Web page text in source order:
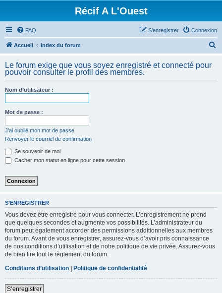
Récif A L'Ouest
FAQ Connexion
S’enregistrer
Accueil Index du forum
h
Le forum exige que vous soyez enregistré et connecté pour
pouvoir consulter le profil des membres.
Nom d’utilisateur :
Mot de passe :
J’ai oublié mon mot de passe
Renvoyer le courriel de confirmation
Se souvenir de moi
Cacher mon statut en ligne pour cette session
S’ENREGISTRER
Vous devez être enregistré pour vous connecter. L’enregistrement ne prend
que quelques secondes et augmente vos possibilités. L’administrateur du
forum peut également accorder des permissions additionnelles aux membres
du forum. Avant de vous enregistrer, assurez-vous d’avoir pris connaissance
de nos conditions d’utilisation et de notre politique de vie privée. Assurez-vous
de bien lire tout le règlement du forum.
Conditions d’utilisation | Politique de confidentialité
S’enregistrer